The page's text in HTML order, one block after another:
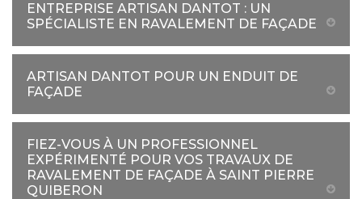
ENTREPRISE ARTISAN DANTOT : UN
SPÉCIALISTE EN RAVALEMENT DE FAÇADE
ARTISAN DANTOT POUR UN ENDUIT DE
FAÇADE
FIEZ-VOUS À UN PROFESSIONNEL
EXPÉRIMENTÉ POUR VOS TRAVAUX DE
RAVALEMENT DE FAÇADE À SAINT PIERRE
QUIBERON